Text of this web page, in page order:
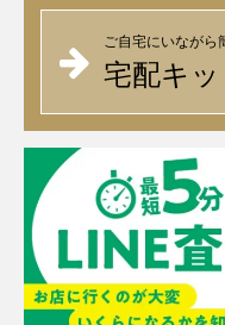
ご自宅にいながら
宅配キ